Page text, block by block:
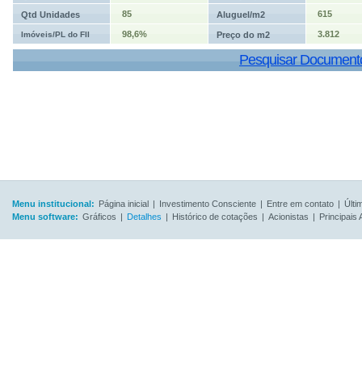
Qtd Unidades 85 Aluguel/m2 615
Imóveis/PL do FII 98,6% Preço do m2 3.812
Pesquisar
Menu institucional: Página inicial | Investimento Consciente | Entre em contato |
Menu software: Gráficos | Detalhes | Histórico de cotações | Acionistas | Principais